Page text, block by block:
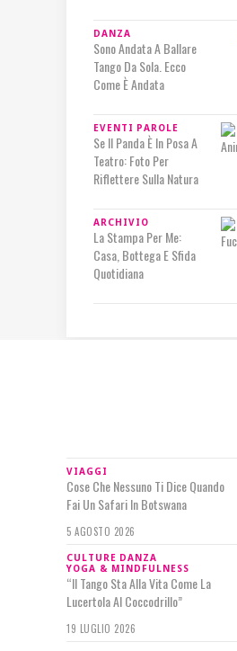
DANZA
Sono Andata A Ballare
Tango Da Sola. Ecco
Come È Andata
EVENTI PAROLE
Se Il Panda È In Posa A
Teatro: Foto Per
Riflettere Sulla Natura
ARCHIVIO
La Stampa Per Me:
Casa, Bottega E Sfida
Quotidiana
VIAGGI
Cose Che Nessuno Ti Dice Quando
Fai Un Safari In Botswana
5 AGOSTO 2026
CULTURE DANZA
YOGA & MINDFULNESS
“Il Tango Sta Alla Vita Come La
Lucertola Al Coccodrillo”
19 LUGLIO 2026